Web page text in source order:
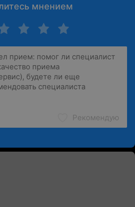
мнением
Рекомендую